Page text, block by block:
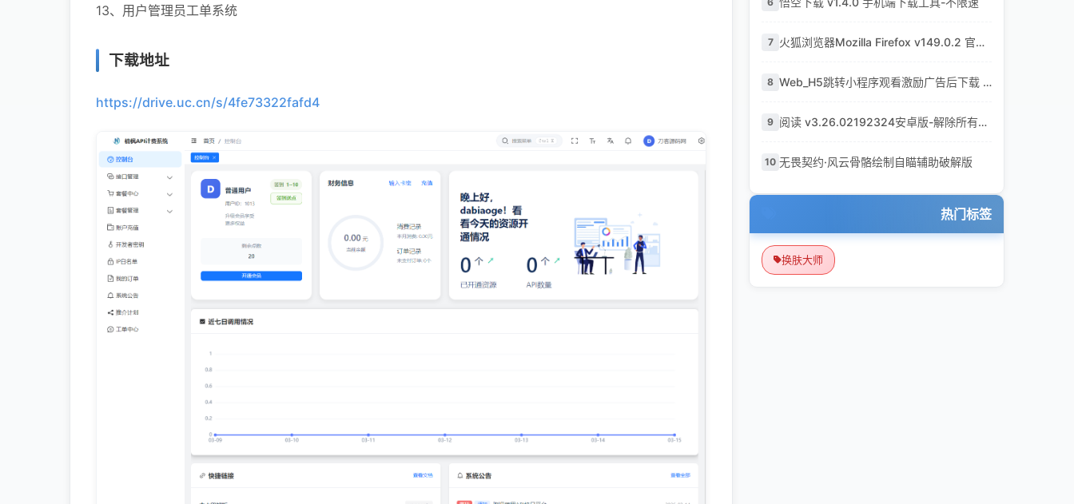
13、用户管理员工单系统
下载地址
https://drive.uc.cn/s/4fe73322fafd4
7 火狐浏览器Mozilla Firefox v149.0.2 官方最新版2026
8 Web_H5跳转小程序观看激励广告后下载 系统源码
9 阅读 v3.26.02192324安卓版-解除所有限制版-免费小说阅读器
10 无畏契约·风云骨骼绘制自瞄辅助破解版
热门标签
换肤大师